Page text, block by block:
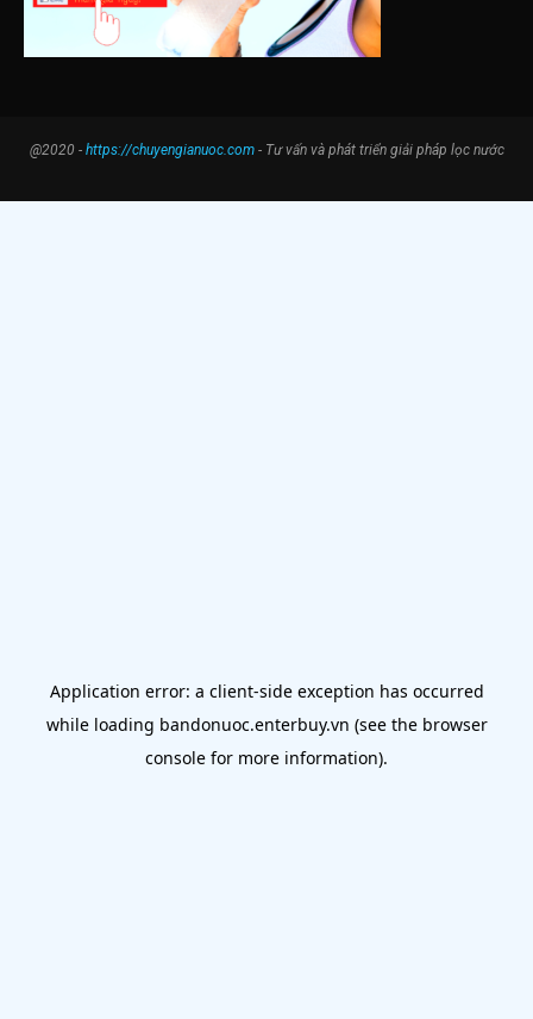
@2020 - https://chuyengianuoc.com- Tư vấn và phát triển giải pháp lọc nước